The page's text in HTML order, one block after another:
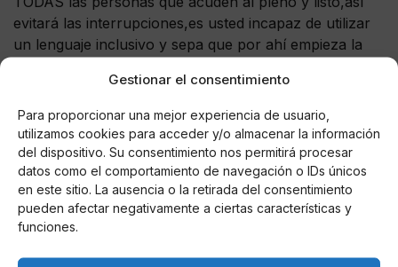
Gestionar el consentimiento
Para proporcionar una mejor experiencia de usuario,
utilizamos cookies para acceder y/o almacenar la información
del dispositivo. Su consentimiento nos permitirá procesar
datos como el comportamiento de navegación o IDs únicos
en este sitio. La ausencia o la retirada del consentimiento
pueden afectar negativamente a ciertas características y
funciones.
evitará las interrupciones,es usted incapaz de utilizar
un lenguaje inclusivo y sepa que por ahí empieza la
Un poquito de lectura feminista le vendría muy
bien????
— Yolanda Caballo Gil (@GilCaballo)March 21, 2020
¿Y en vez de pensar eso no podía usted pensar un
poquito en cómo atender las necesidades de las
personas que vivimos en los distritos de los que es